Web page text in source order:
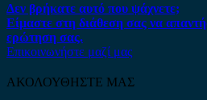
Δεν βρήκατε αυτό που ψάχνετε;
Είμαστε στη διάθεση σας να
ερώτηση σας.
Επικοινωνήστε μαζί μας
ΑΚΟΛΟΥΘΗΣΤΕ ΜΑΣ